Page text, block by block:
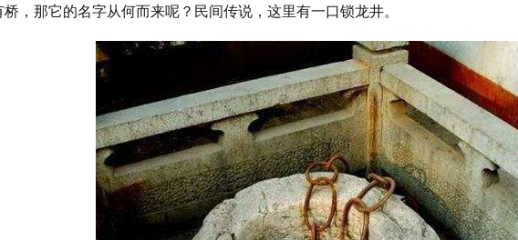
桥，那它的名字从何而来呢？民间传说，这里有一口锁龙井。